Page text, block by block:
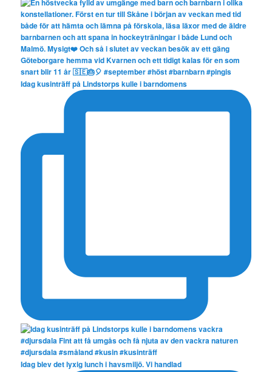
Idag kusinträff på Lindstorps kulle i barndomens
Idag blev det lyxig lunch i havsmiljö. Vi handlad